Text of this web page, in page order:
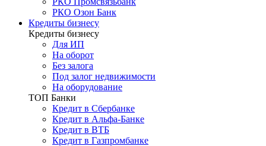
РКО Озон Банк
Кредиты бизнесу
Кредиты бизнесу
Для ИП
На оборот
Без залога
Под залог недвижимости
На оборудование
ТОП Банки
Кредит в Сбербанке
Кредит в Альфа-Банке
Кредит в ВТБ
Кредит в Газпромбанке